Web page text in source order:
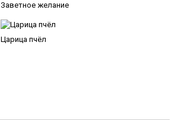
Заветное желание
Царица пчёл